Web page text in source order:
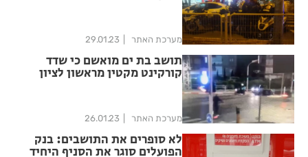
מערכת האתר 29.01.23
תושב בת ים מואשם כי שדד
קורקינט מקטין מראשון לציון
מערכת האתר 26.01.23
לא סופרים את התושבים: בנק
הפועלים סוגר את הסניף היחיד